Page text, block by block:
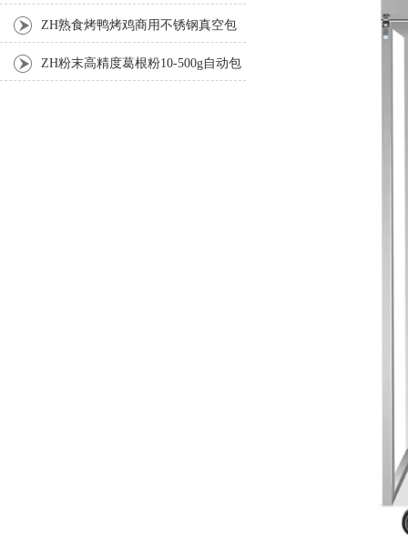
ZH熟食烤鸭烤鸡商用不锈钢真空包
装机 ZH粉末高精度葛根粉10-500g自动包